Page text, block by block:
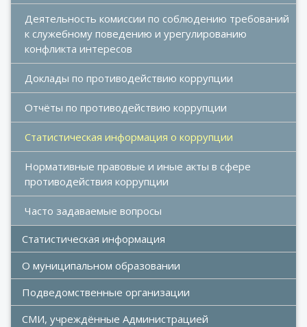
Деятельность комиссии по соблюдению требований
к служебному поведению и урегулированию
конфликта интересов
Доклады по противодействию коррупции
Отчёты по противодействию коррупции
Статистическая информация о коррупции
Нормативные правовые и иные акты в сфере
противодействия коррупции
Часто задаваемые вопросы
Статистическая информация
О муниципальном образовании
Подведомственные организации
СМИ, учреждённые Администрацией